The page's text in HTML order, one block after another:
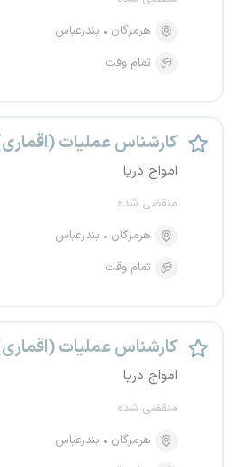
هرمزگان
بندرعباس
تمام وقت
کارشناس عملیات
امواج دریا
منقضی شده
هرمزگان
بندرعباس
تمام وقت
کارشناس عملیات
امواج دریا
منقضی شده
هرمزگان
بندرعباس